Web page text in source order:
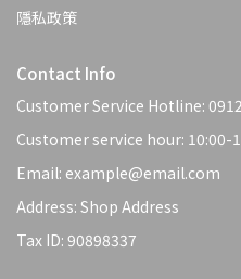
隱私政策
Contact Info
Customer Service Hotline:
Customer service hour: 10:00-
Email: example@email.com
Address: Shop Address
Tax ID: 90898337